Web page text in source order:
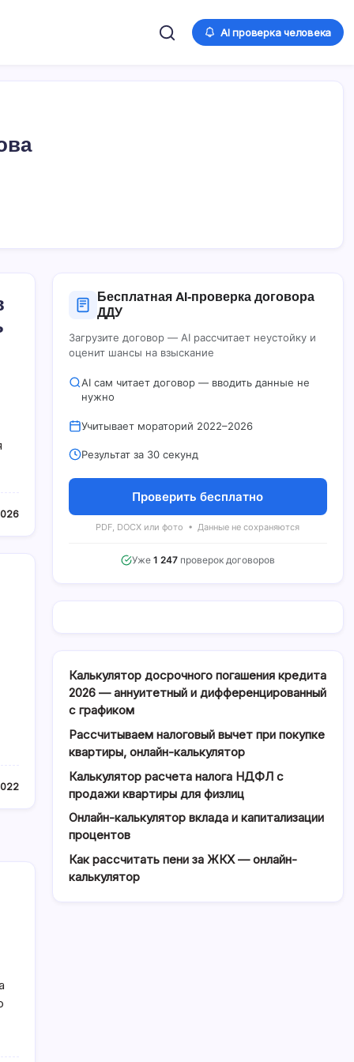
AI проверка человека
Бесплатная AI‑проверка договора
ДДУ
Загрузите договор — AI рассчитает неустойку и
оценит шансы на взыскание
AI сам читает договор — вводить данные не
нужно
Учитывает мораторий 2022–2026
Результат за 30 секунд
Проверить бесплатно
PDF, DOCX или фото • Данные не сохраняются
Уже 1 247проверок договоров
Калькулятор досрочного погашения кредита
2026 — аннуитетный и дифференцированный
с графиком
Рассчитываем налоговый вычет при покупке
квартиры, онлайн-калькулятор
Калькулятор расчета налога НДФЛ с
продажи квартиры для физлиц
Онлайн-калькулятор вклада и капитализации
процентов
Как рассчитать пени за ЖКХ — онлайн-
калькулятор